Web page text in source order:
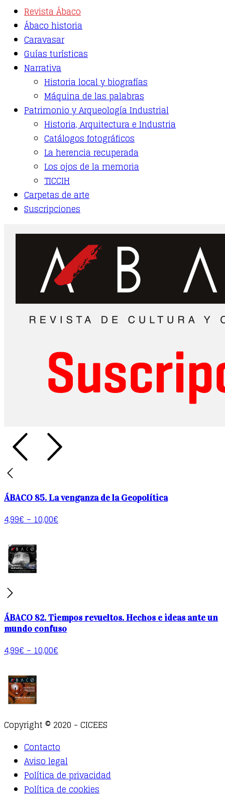
chosen
on
product
Revista Ábaco
Ábaco historia
Caravasar
Guías turísticas
Narrativa
Historia local y biografías
Máquina de las palabras
Patrimonio y Arqueología Industrial
Historia, Arquitectura e Industria
Catálogos fotográficos
La herencia recuperada
Los ojos de la memoria
TICCIH
Carpetas de arte
Suscripciones
ÁBACO 85. La venganza de la Geopolítica
4,99€–10,00€
ÁBACO 82. Tiempos revueltos. Hechos e ideas ante un
mundo confuso
4,99€–10,00€
Copyright © 2020 - CICEES
Contacto
Aviso legal
Política de privacidad
Política de cookies